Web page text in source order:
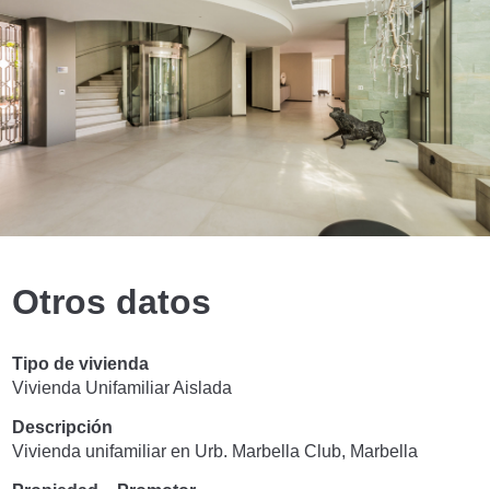
Otros datos
Tipo de vivienda
Vivienda Unifamiliar Aislada
Descripción
Vivienda unifamiliar en Urb. Marbella Club, Marbella